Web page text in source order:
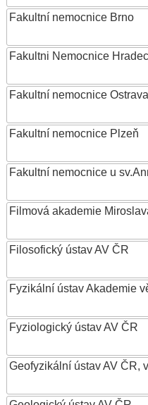
Fakultní nemocnice Brno
Fakultni Nemocnice
Fakultní nemocnice Ostrava
Fakultní nemocnice Plzeň
Fakultní nemocnice u
Filmová akademie
Filosofický ústav AV ČR
Fyzikální ústav Akademie
Fyziologický ústav AV ČR
Geofyzikální ústav AV ČR,